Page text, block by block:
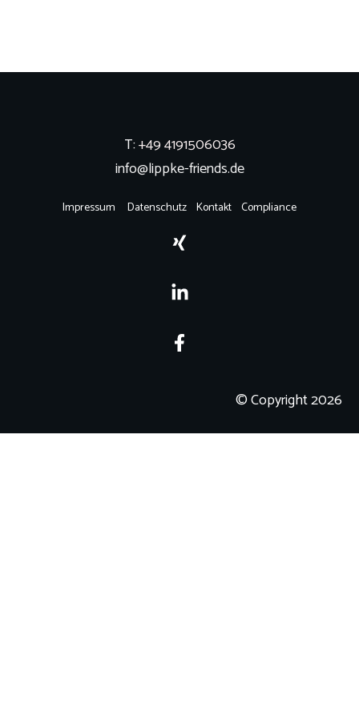
T:+49 4191506036
info@lippke-friends.de
Impressum Datenschutz Kontakt Compliance
© Copyright2026